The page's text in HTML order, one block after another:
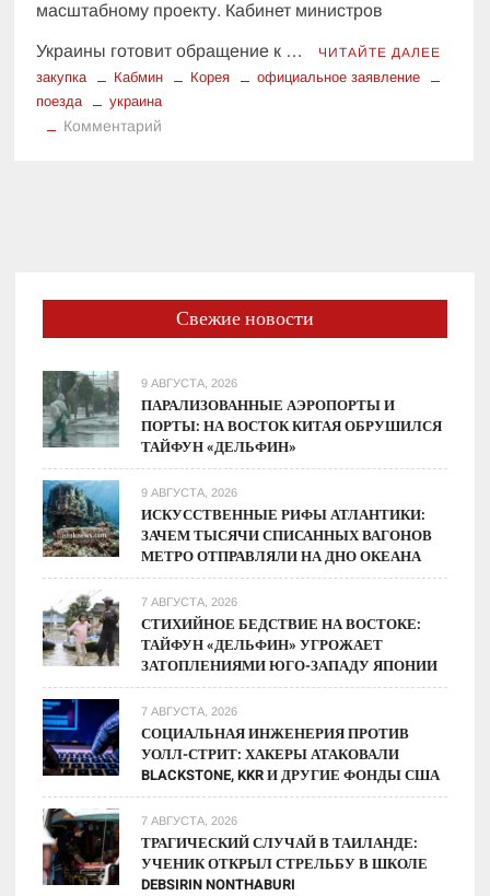
масштабному проекту. Кабинет министров
Украины готовит обращение к … ЧИТАЙТЕ ДАЛЕЕ
закупка Кабмин Корея
официальное заявление
поезда
украина
Комментарий
электропоездов
изСвежие новости
9 АВГУСТА, 2026
ПАРАЛИЗОВАННЫЕ АЭРОПОРТЫ И
ПОРТЫ: НА ВОСТОК КИТАЯ ОБРУШИЛСЯ
ТАЙФУН «ДЕЛЬФИН»
9 АВГУСТА, 2026
ИСКУССТВЕННЫЕ РИФЫ АТЛАНТИКИ:
ЗАЧЕМ ТЫСЯЧИ СПИСАННЫХ ВАГОНОВ
МЕТРО ОТПРАВЛЯЛИ НА ДНО ОКЕАНА
7 АВГУСТА, 2026
СТИХИЙНОЕ БЕДСТВИЕ НА ВОСТОКЕ:
ТАЙФУН «ДЕЛЬФИН» УГРОЖАЕТ
ЗАТОПЛЕНИЯМИ ЮГО-ЗАПАДУ ЯПОНИИ
7 АВГУСТА, 2026
СОЦИАЛЬНАЯ ИНЖЕНЕРИЯ ПРОТИВ
УОЛЛ-СТРИТ: ХАКЕРЫ АТАКОВАЛИ
BLACKSTONE, KKR И ДРУГИЕ ФОНДЫ США
7 АВГУСТА, 2026
ТРАГИЧЕСКИЙ СЛУЧАЙ В ТАИЛАНДЕ:
УЧЕНИК ОТКРЫЛ СТРЕЛЬБУ В ШКОЛЕ
DEBSIRIN NONTHABURI